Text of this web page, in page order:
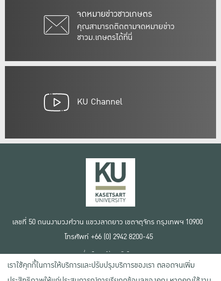
จดหมายข่าวชาวเกษตร
คุณสามารถติดตามจดหมายข่าว
ชาวม.เกษตรได้ที่นี่
KU Channel
เลขที่ 50 ถนนงามวงศ์วาน แขวงลาดยาว เขตจตุจักร กรุงเทพฯ 10900
โทรศัพท์ +66 (0) 2942 8200-45
เงื่อนไขการใช้งานเว็บไซต์
ข้อตกลงด้านสิทธิ์ใช้งาน
นโยบายความเป็นส่วนตัว
เราใช้คุกกี้ในการให้บริการและปรับปรุงบริการของเรา ตลอดจนเพิ่ม